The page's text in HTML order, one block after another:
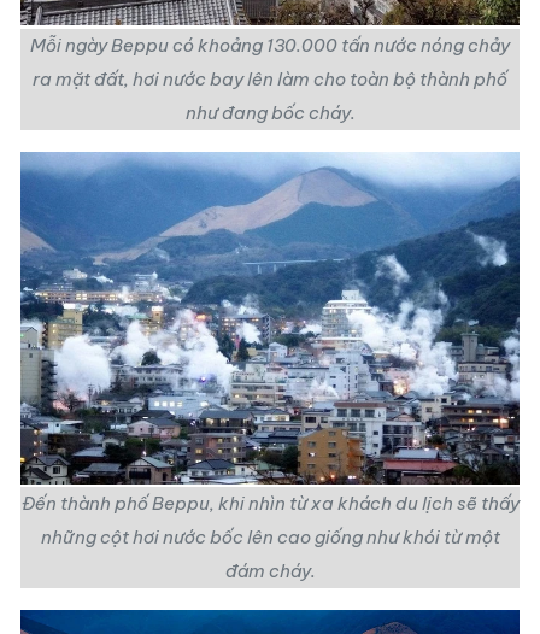
Mỗi ngày Beppu có khoảng 130.000 tấn nước nóng chảy
ra mặt đất, hơi nước bay lên làm cho toàn bộ thành phố
như đang bốc cháy.
Đến thành phố Beppu, khi nhìn từ xa khách du lịch sẽ thấy
những cột hơi nước bốc lên cao giống như khói từ một
đám cháy.